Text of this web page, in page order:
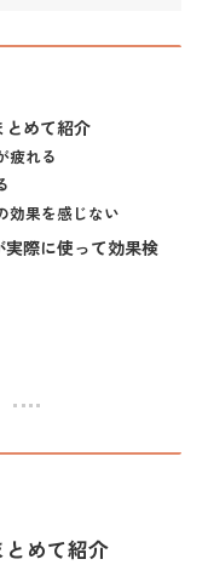
とめて紹介
疲れる
効果を感じない
実際に使って効果検
とめて紹介